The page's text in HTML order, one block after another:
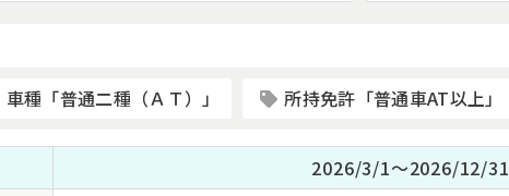
車種「普通二種（ＡＴ）」 所持免許「普通車AT以上」
2026/3/1～2026/12/31